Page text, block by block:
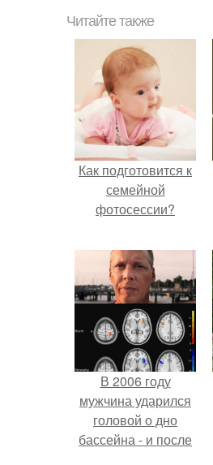
Читайте также
Как подготовится к
семейной
фотосессии?
В 2006 году
мужчина ударился
головой о дно
бассейна - и после